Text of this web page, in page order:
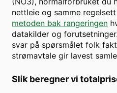
nettleie og samme
metoden bak rangeringen
datakilder og
svar på spørsmålet folk
strømavtale gir lavest
Slik beregner vi